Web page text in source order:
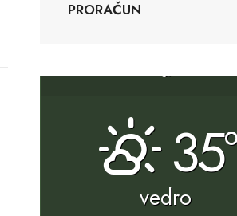
PRORAČUN
35°
vedro